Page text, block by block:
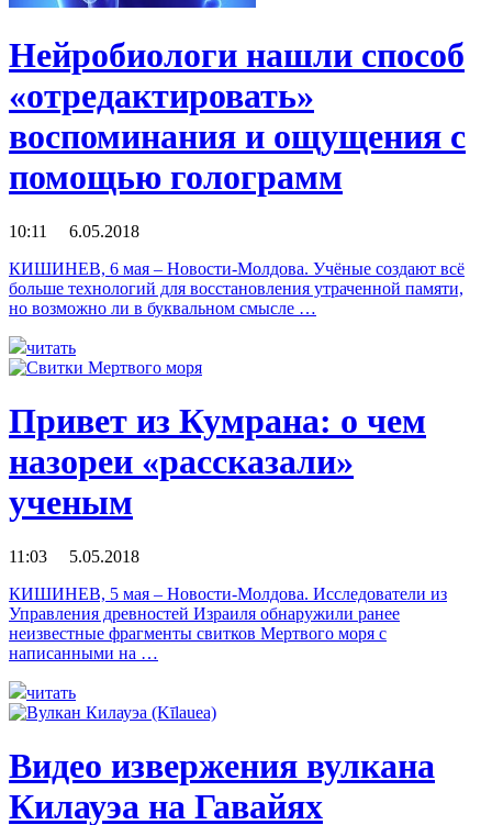
Нейробиологи нашли способ
«отредактировать»
воспоминания и ощущения с
помощью голограмм
10:11 6.05.2018
КИШИНЕВ, 6 мая – Новости-Молдова. Учёные создают всё
больше технологий для восстановления утраченной памяти,
но возможно ли в буквальном смысле …
читать
Привет из Кумрана: о чем
назореи «рассказали»
ученым
11:03 5.05.2018
КИШИНЕВ, 5 мая – Новости-Молдова. Исследователи из
Управления древностей Израиля обнаружили ранее
неизвестные фрагменты свитков Мертвого моря с
написанными на …
читать
Видео извержения вулкана
Килауэа на Гавайях